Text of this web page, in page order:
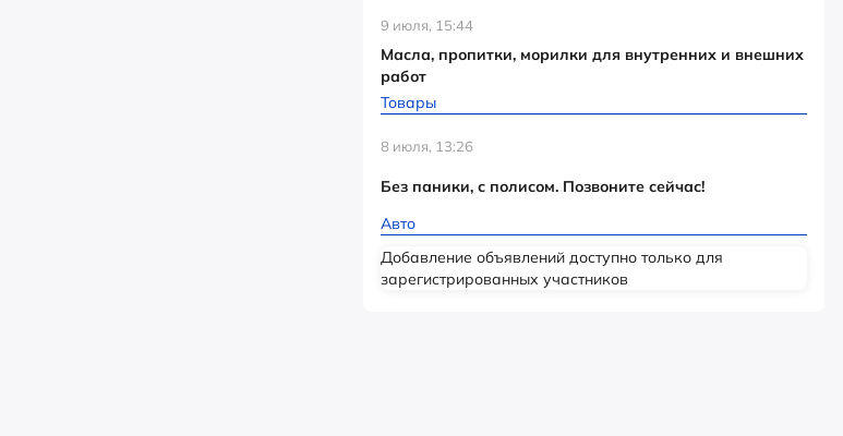
9 июля, 15:44
Масла, пропитки, морилки для внутренних и внешних
работ
Товары
8 июля, 13:26
Без паники, с полисом. Позвоните сейчас!
Авто
Добавление объявлений доступно только для
зарегистрированных участников